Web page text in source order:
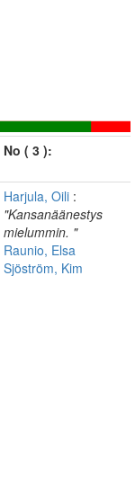
No ( 3 ):
Harjula, Oili :
"Kansanäänestys
mielummin. "
Raunio, Elsa
Sjöström, Kim